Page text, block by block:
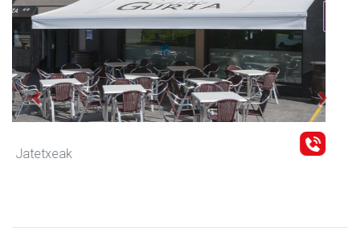
Urnieta - Hezkuntza
Previous Next